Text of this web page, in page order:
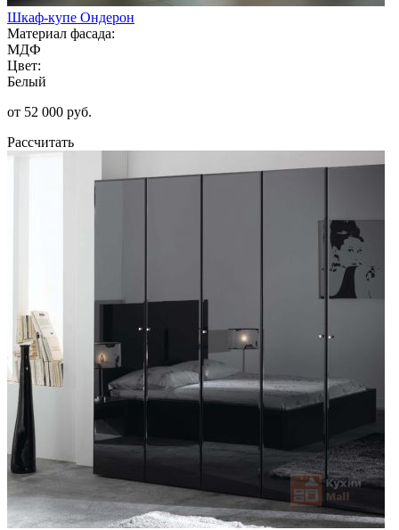
Шкаф-купе Ондерон
Материал фасада:
МДФ
Цвет:
Белый
от 52 000 руб.
Рассчитать